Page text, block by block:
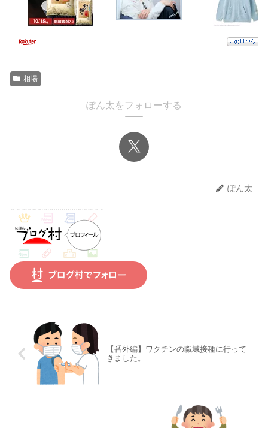
相場
ぽん太をフォローする
ぽん太
【番外編】ワクチンの職域接種に行って
きました。